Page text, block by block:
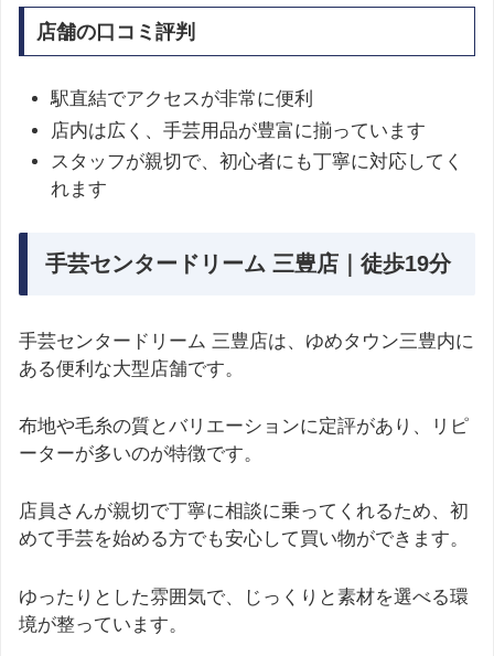
店舗の口コミ評判
駅直結でアクセスが非常に便利
店内は広く、手芸用品が豊富に揃っています
スタッフが親切で、初心者にも丁寧に対応してく
れます
手芸センタードリーム 三豊店｜徒歩19分
手芸センタードリーム 三豊店は、ゆめタウン三豊内に
ある便利な大型店舗です。
布地や毛糸の質とバリエーションに定評があり、リピ
ーターが多いのが特徴です。
店員さんが親切で丁寧に相談に乗ってくれるため、初
めて手芸を始める方でも安心して買い物ができます。
ゆったりとした雰囲気で、じっくりと素材を選べる環
境が整っています。